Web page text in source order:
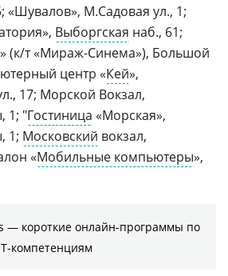
«Шувалов», М.Садовая ул., 1;
Выборгская наб., 61;
(к/т «Мираж-Синема»), Большой
центр «Кей»,
17; Морской Вокзал,
1; "Гостиница «Морская»,
1; Московский вокзал,
«Мобильные компьютеры»,
— короткие онлайн-программы по
компетенциям